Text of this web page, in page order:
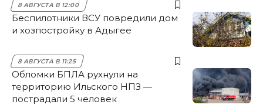
8 АВГУСТА В 12:00
Беспилотники ВСУ повредили дом
и хозпостройку в Адыгее
8 АВГУСТА В 11:25
Обломки БПЛА рухнули на
территорию Ильского НПЗ —
пострадали 5 человек